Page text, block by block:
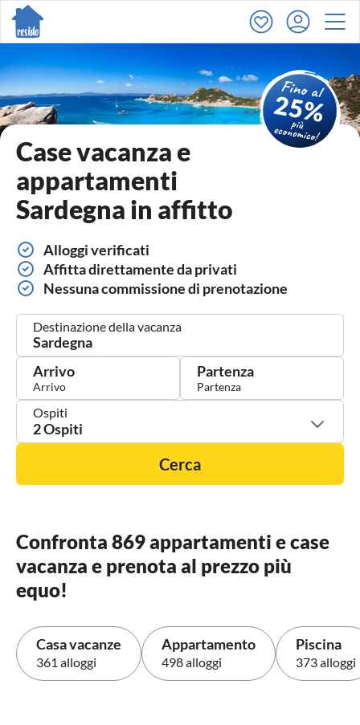
Case vacanza e
appartamenti
Sardegna in affitto
Alloggi verificati
Affitta direttamente da privati
Nessuna commissione di prenotazione
Destinazione della vacanza
Arrivo Partenza
Ospiti
2 Ospiti
Cerca
Confronta 869 appartamenti e case
vacanza e prenota al prezzo più
equo!
Casa vacanze
361 alloggi
Appartamento
498 alloggi
Piscina
373 alloggi